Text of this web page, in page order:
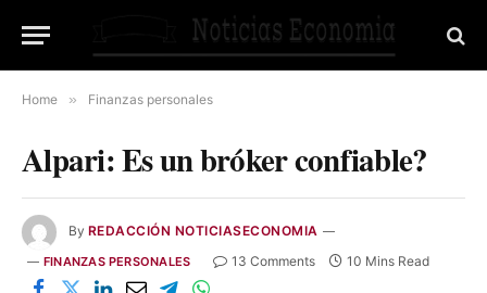
Home » Finanzas personales
Alpari: Es un bróker confiable?
By REDACCIÓN NOTICIASECONOMIA
FINANZAS PERSONALES 13 Comments 10 Mins Read